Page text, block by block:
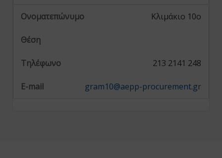
Κλιμάκιο 10ο
213 2141 248
gram10@aepp-procurement.gr